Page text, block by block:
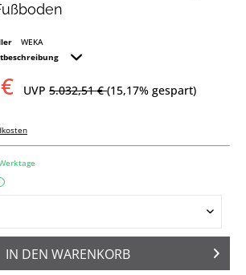
WEKA
UVP 5.032,51 €(15,17% gespart)
IN DEN WARENKORB